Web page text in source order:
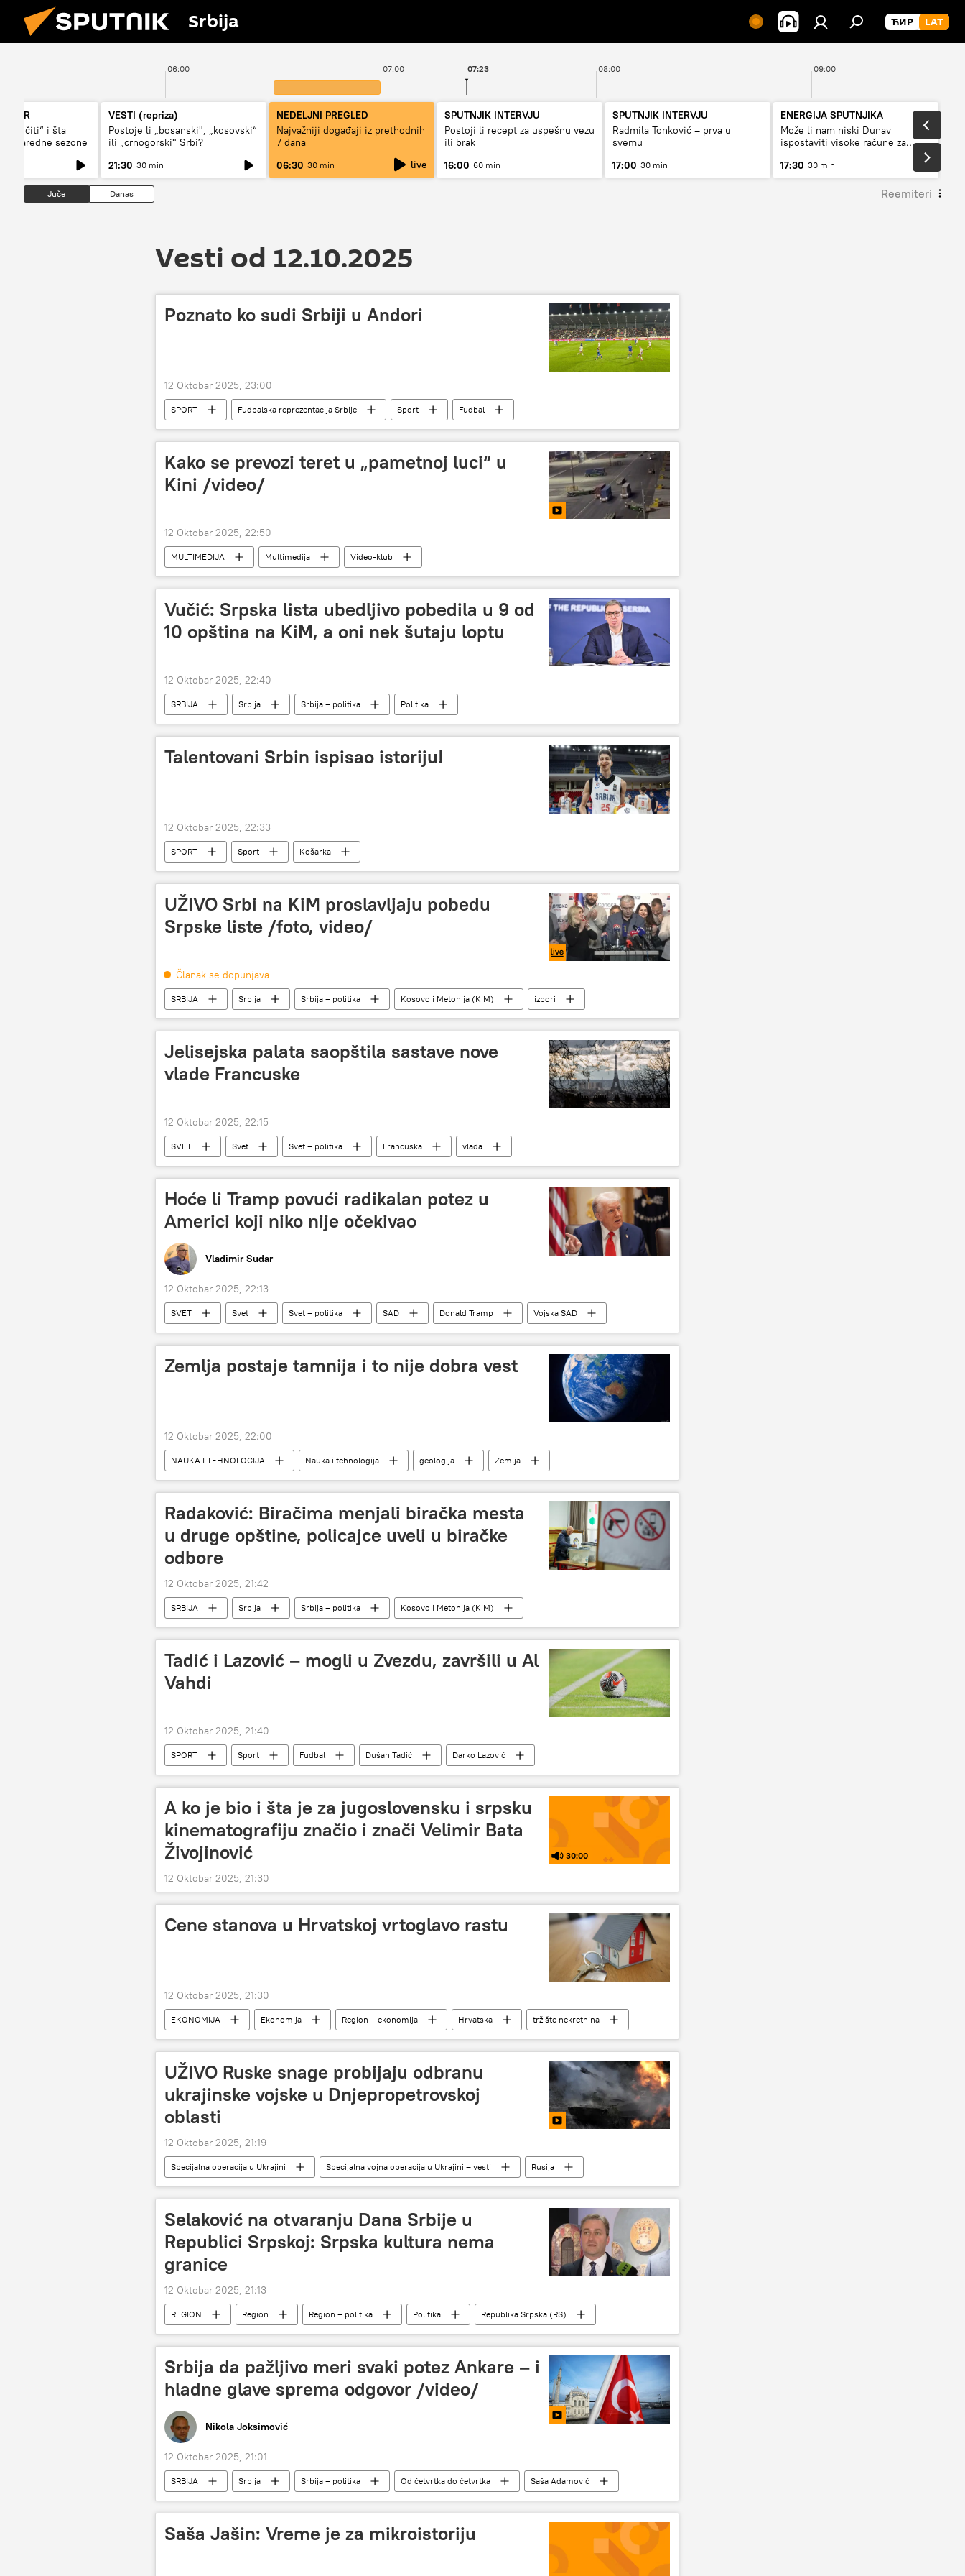
Srbija
06:00 07:00 08:00 09:00
07:23
„večiti“ i šta
naredne sezone
VESTI (repriza)
Postoje li „bosanski", „kosovski“
ili „crnogorski" Srbi?
21:30 30 min
NEDELJNI PREGLED
Najvažniji događaji iz prethodnih
7 dana
06:30 30 min live
SPUTNJIK INTERVJU
Postoji li recept za uspešnu vezu
ili brak
16:00 60 min
SPUTNJIK INTERVJU
Radmila Tonković – prva u
svemu
17:00 30 min
ENERGIJA SPUTNJIKA
Može li nam niski Dunav
ispostaviti visoke račune za
17:30 30 min
Juče Danas Reemiteri
Vesti od 12.10.2025
Poznato ko sudi Srbiji u Andori
12 Oktobar 2025, 23:00
SPORT Fudbalska reprezentacija Srbije Sport Fudbal
Kako se prevozi teret u „pametnoj luci“ u
Kini /video/
12 Oktobar 2025, 22:50
MULTIMEDIJA Multimedija Video-klub
Vučić: Srpska lista ubedljivo pobedila u 9 od
10 opština na KiM, a oni nek šutaju loptu
12 Oktobar 2025, 22:40
SRBIJA Srbija Srbija – politika Politika
Talentovani Srbin ispisao istoriju!
12 Oktobar 2025, 22:33
SPORT Sport Košarka
UŽIVO Srbi na KiM proslavljaju pobedu
Srpske liste /foto, video/
Članak se dopunjava
SRBIJA Srbija Srbija – politika Kosovo i Metohija (KiM) izbori
Jelisejska palata saopštila sastave nove
vlade Francuske
12 Oktobar 2025, 22:15
SVET Svet Svet – politika Francuska vlada
Hoće li Tramp povući radikalan potez u
Americi koji niko nije očekivao
Vladimir Sudar
12 Oktobar 2025, 22:13
SVET Svet Svet – politika SAD Donald Tramp
Vojska SAD
zakon
pobuna Analize i mišljenja
Zemlja postaje tamnija i to nije dobra vest
12 Oktobar 2025, 22:00
NAUKA I TEHNOLOGIJA Nauka i tehnologija geologija Zemlja
Radaković: Biračima menjali biračka mesta
u druge opštine, policajce uveli u biračke
odbore
12 Oktobar 2025, 21:42
SRBIJA Srbija Srbija – politika Kosovo i Metohija (KiM)
Tadić i Lazović – mogli u Zvezdu, završili u Al
Vahdi
12 Oktobar 2025, 21:40
SPORT Sport Fudbal Dušan Tadić Darko Lazović
A ko je bio i šta je za jugoslovensku i srpsku
kinematografiju značio i znači Velimir Bata
Živojinović
30:00
12 Oktobar 2025, 21:30
Cene stanova u Hrvatskoj vrtoglavo rastu
12 Oktobar 2025, 21:30
EKONOMIJA Ekonomija Region – ekonomija Hrvatska
tržište nekretnina
cene
UŽIVO Ruske snage probijaju odbranu
ukrajinske vojske u Dnjepropetrovskoj
oblasti
12 Oktobar 2025, 21:19
Specijalna operacija u Ukrajini Specijalna vojna operacija u Ukrajini – vesti
Rusija
Rusija – politika
Selaković na otvaranju Dana Srbije u
Republici Srpskoj: Srpska kultura nema
granice
12 Oktobar 2025, 21:13
REGION Region Region – politika Politika Republika Srpska (RS)
Srbija da pažljivo meri svaki potez Ankare – i
hladne glave sprema odgovor /video/
Nikola Joksimović
12 Oktobar 2025, 21:01
SRBIJA Srbija Srbija – politika Od četvrtka do četvrtka
Saša Adamović
Turska
Kosovo i Metohija (KiM) Dronovi Aljbin Kurti
Saša Jašin: Vreme je za mikroistoriju